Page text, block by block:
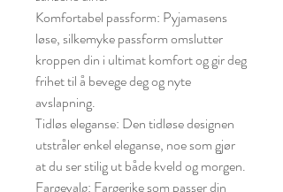
Komfortabel passform: Pyjamasens
løse, silkemyke passform omslutter
kroppen din i ultimat komfort og gir deg
frihet til å bevege deg og nyte
avslapning.
Tidløs eleganse: Den tidløse designen
utstråler enkel eleganse, noe som gjør
at du ser stilig ut både kveld og morgen.
Fargevalg: Fargerike som passer din